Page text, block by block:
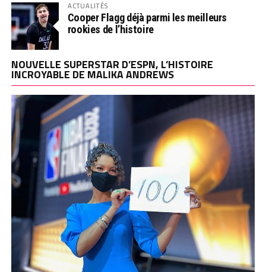
ACTUALITÉS
Cooper Flagg déjà parmi les meilleurs
rookies de l’histoire
NOUVELLE SUPERSTAR D’ESPN, L’HISTOIRE
INCROYABLE DE MALIKA ANDREWS